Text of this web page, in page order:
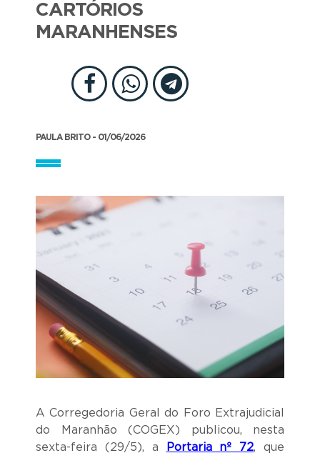
CARTÓRIOS
MARANHENSES
PAULA BRITO - 01/06/2026
A Corregedoria Geral do Foro Extrajudicial
do Maranhão (COGEX) publicou, nesta
sexta-feira (29/5), a
Portaria nº 72, que